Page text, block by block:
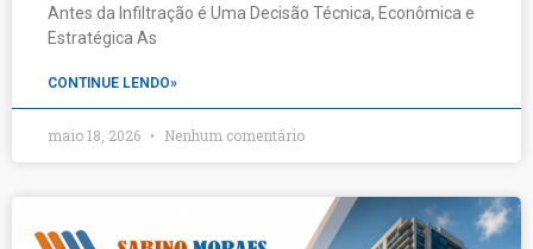
Antes da Infiltração é Uma Decisão Técnica, Econômica e
Estratégica As
CONTINUE LENDO»
maio 18, 2026 Nenhum comentário